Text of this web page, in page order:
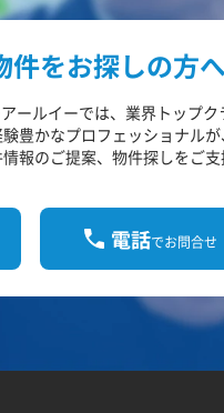
件をお探しの方へ
ールイーでは、業界トップク
豊かなプロフェッショナルが
報のご提案、物件探しをご支
電話でお問合せ